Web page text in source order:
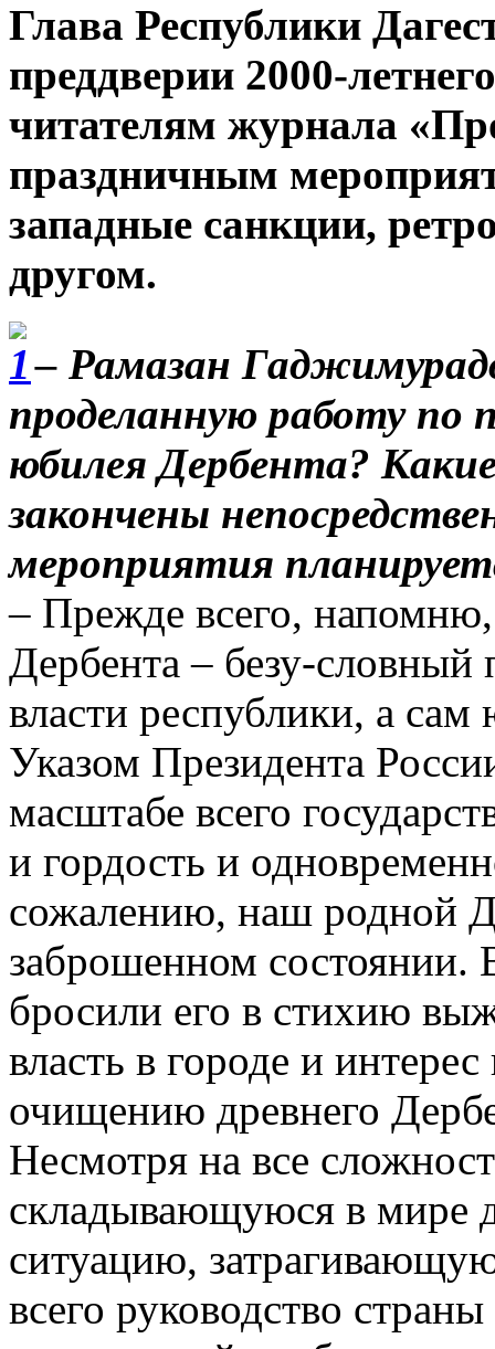
Глава Республики
преддверии 2000-
читателям журнала
праздничным
западные санкции,
другом.
– Рамазан
проделанную работу по
юбилея Дербента?
закончены
мероприятия
– Прежде всего,
Дербента – безу-словный
власти республики, а сам
Указом Президента
масштабе всего
и гордость и
сожалению, наш родной
заброшенном состоянии.
бросили его в стихию
власть в городе и
очищению древнего
Несмотря на все
складывающуюся в мире
ситуацию,
всего руководство